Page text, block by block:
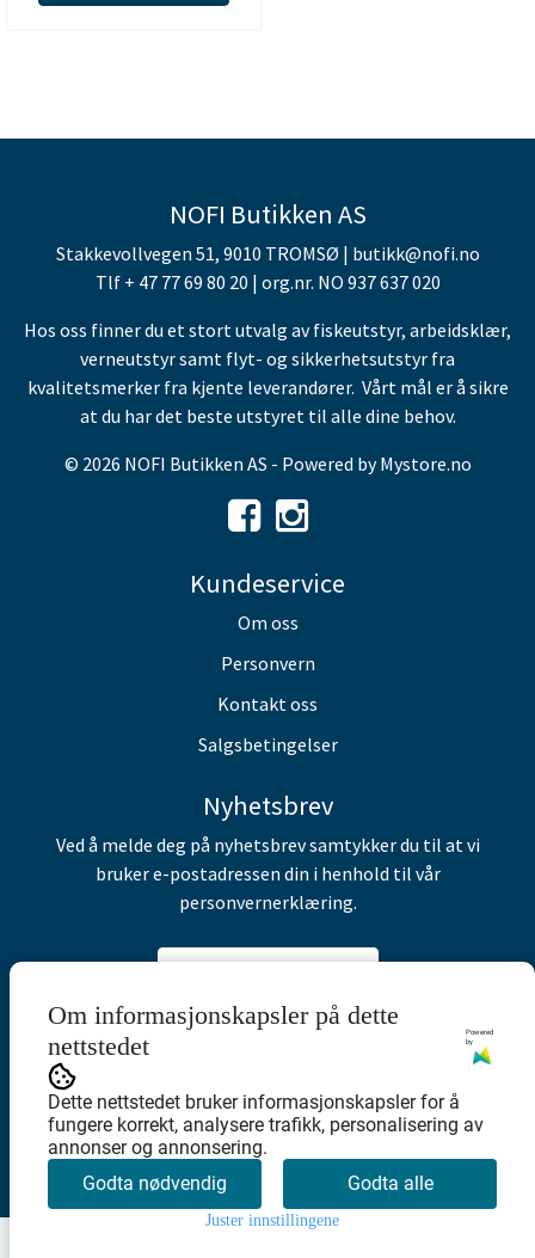
NOFI Butikken AS
Stakkevollvegen 51, 9010 TROMSØ | butikk@nofi.no
Tlf + 47 77 69 80 20 | org.nr. NO 937 637 020
Hos oss finner du et stort utvalg av fiskeutstyr, arbeidsklær,
verneutstyr samt flyt- og sikkerhetsutstyr fra
kvalitetsmerker fra kjente leverandører. Vårt mål er å sikre
at du har det beste utstyret til alle dine behov.
© 2026 NOFI Butikken AS - Powered byMystore.no
Kundeservice
Om oss
Personvern
Kontakt oss
Salgsbetingelser
Nyhetsbrev
Ved å melde deg på nyhetsbrev samtykker du til at vi
bruker e-postadressen din i henhold til vår
personvernerklæring.
Abonner på nyhetsbrev
Om informasjonskapsler på dette
nettstedet
Powered
by
Dette nettstedet bruker informasjonskapsler for å
fungere korrekt, analysere trafikk, personalisering av
annonser og annonsering.
Godta nødvendig
Godta alle
Juster innstillingene